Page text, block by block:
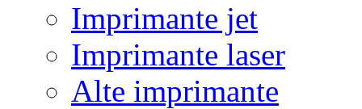
Imprimante jet
Imprimante laser
Alte imprimante